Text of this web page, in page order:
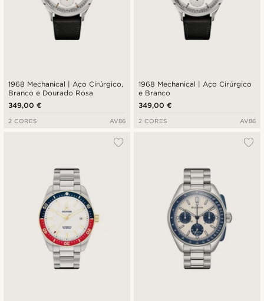
1968 Mechanical | Aço Cirúrgico,
Branco e Dourado Rosa
349,00 €
2 CORES AV86
1968 Mechanical | Aço Cirúrgico
e Branco
349,00 €
2 CORES AV86